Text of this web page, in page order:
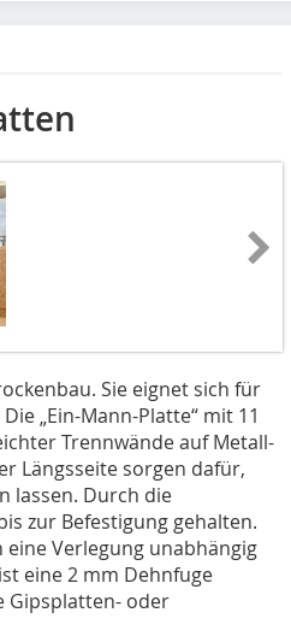
Sie eignet sich für
„Ein-Mann-Platte“ mit 11
Trennwände auf Metall-
Längsseite sorgen dafür,
lassen. Durch die
zur Befestigung gehalten.
Verlegung unabhängig
eine 2 mm Dehnfuge
Gipsplatten- oder